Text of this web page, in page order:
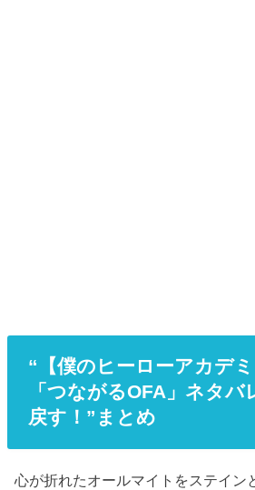
“【僕のヒーローアカデ
「つながるOFA」ネタバ
戻す！”まとめ
心が折れたオールマイトをステイン